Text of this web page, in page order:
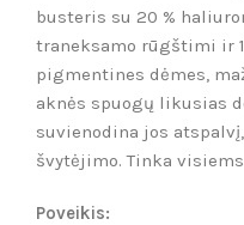
busteris su 20 %
traneksamo rūgštimi ir
pigmentines dėmes,
aknės spuogų likusias
suvienodina jos
švytėjimo. Tinka
Poveikis: